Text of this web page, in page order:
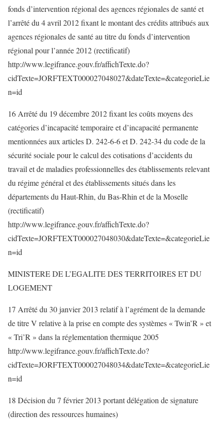
fonds d’intervention régional des agences régionales de santé et
l’arrêté du 4 avril 2012 fixant le montant des crédits attribués aux
agences régionales de santé au titre du fonds d’intervention
régional pour l’année 2012 (rectificatif)
http://www.legifrance.gouv.fr/affichTexte.do?
cidTexte=JORFTEXT000027048027&dateTexte=&categorieLie
n=id
16 Arrêté du 19 décembre 2012 fixant les coûts moyens des
catégories d’incapacité temporaire et d’incapacité permanente
mentionnées aux articles D. 242-6-6 et D. 242-34 du code de la
sécurité sociale pour le calcul des cotisations d’accidents du
travail et de maladies professionnelles des établissements relevant
du régime général et des établissements situés dans les
départements du Haut-Rhin, du Bas-Rhin et de la Moselle
(rectificatif)
http://www.legifrance.gouv.fr/affichTexte.do?
cidTexte=JORFTEXT000027048030&dateTexte=&categorieLie
n=id
MINISTERE DE L’EGALITE DES TERRITOIRES ET DU
LOGEMENT
17 Arrêté du 30 janvier 2013 relatif à l’agrément de la demande
de titre V relative à la prise en compte des systèmes « Twin’R » et
« Tri’R » dans la réglementation thermique 2005
http://www.legifrance.gouv.fr/affichTexte.do?
cidTexte=JORFTEXT000027048034&dateTexte=&categorieLie
n=id
18 Décision du 7 février 2013 portant délégation de signature
(direction des ressources humaines)